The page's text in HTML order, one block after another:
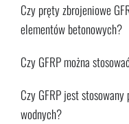
Czy pręty zbrojeniowe
elementów betonowych?
Czy GFRP można
Czy GFRP jest
wodnych?